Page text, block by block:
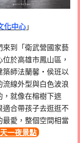
化中心」
到「衛武營國家藝
於高雄市鳳山區，
師法蘭馨・侯班以
線外型與白色波浪
，就像在榕樹下遮
合帶孩子去逛逛不
愛，整個空間相當
一夜景點